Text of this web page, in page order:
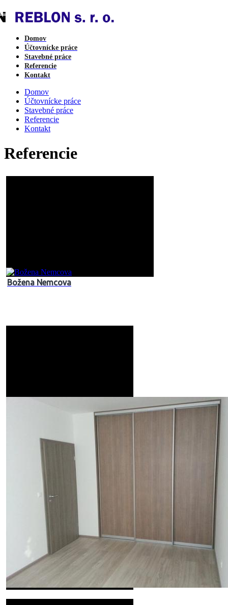
Domov
Účtovnícke práce
Stavebné práce
Referencie
Kontakt
Domov
Účtovnícke práce
Stavebné práce
Referencie
Kontakt
Referencie
Božena Nemcova